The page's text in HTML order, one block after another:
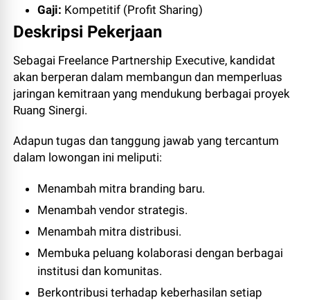
Gaji: Kompetitif (Profit Sharing)
Deskripsi Pekerjaan
Sebagai Freelance Partnership Executive, kandidat
akan berperan dalam membangun dan memperluas
jaringan kemitraan yang mendukung berbagai proyek
Ruang Sinergi.
Adapun tugas dan tanggung jawab yang tercantum
dalam lowongan ini meliputi:
Menambah mitra branding baru.
Menambah vendor strategis.
Menambah mitra distribusi.
Membuka peluang kolaborasi dengan berbagai
institusi dan komunitas.
Berkontribusi terhadap keberhasilan setiap